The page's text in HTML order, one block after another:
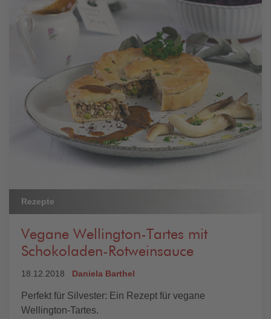
Rezepte
Vegane Wellington-Tartes mit
Schokoladen-Rotweinsauce
18.12.2018 Daniela Barthel
Perfekt für Silvester: Ein Rezept für vegane
Wellington-Tartes.